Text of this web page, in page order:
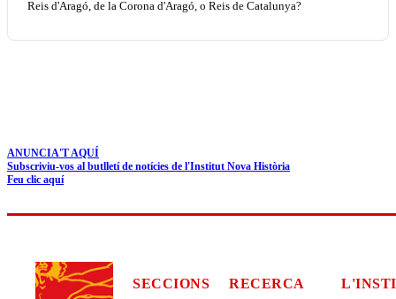
Reis d'Aragó, de la Corona d'Aragó, o Reis de Catalunya?
ANUNCIA'T AQUÍ
Subscriviu-vos al butlletí de notícies de l'Institut Nova Història
Feu clic aquí
SECCIONS RECERCA